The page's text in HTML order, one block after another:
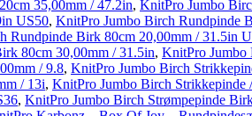
35,00mm / 47.2in, KnitPro Jumbo
US50, KnitPro Jumbo Birch Rundpinde
Rundpinde Birk 80cm 20,00mm / 31.5in
80cm 30,00mm / 31.5in, KnitPro Jumbo
/ 9.8, KnitPro Jumbo Birch
/ 13i, KnitPro Jumbo Birch Strikkepinde
, KnitPro Jumbo Birch Strømpepinde